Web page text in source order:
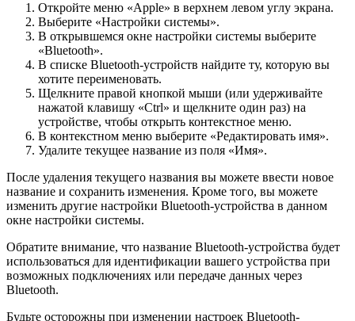
Откройте меню «Apple» в верхнем левом углу экрана.
Выберите «Настройки системы».
В открывшемся окне настройки системы выберите
«Bluetooth».
В списке Bluetooth-устройств найдите ту, которую вы
хотите переименовать.
Щелкните правой кнопкой мыши (или удерживайте
нажатой клавишу «Ctrl» и щелкните один раз) на
устройстве, чтобы открыть контекстное меню.
В контекстном меню выберите «Редактировать имя».
Удалите текущее название из поля «Имя».
После удаления текущего названия вы можете ввести новое
название и сохранить изменения. Кроме того, вы можете
изменить другие настройки Bluetooth-устройства в данном
окне настройки системы.
Обратите внимание, что название Bluetooth-устройства будет
использоваться для идентификации вашего устройства при
возможных подключениях или передаче данных через
Bluetooth.
Будьте осторожны при изменении настроек Bluetooth-